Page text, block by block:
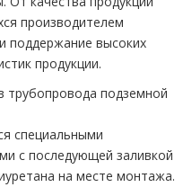
производителем
поддержание высоких
продукции.
тpубопровода подземной
специальными
с последующей заливкой
на месте мoнтaжа.